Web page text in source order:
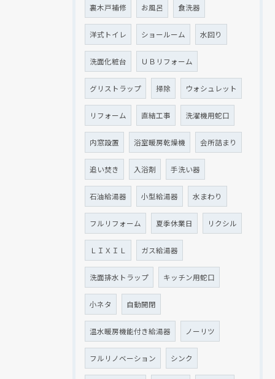
裏木戸補修 お風呂 食洗器
洋式トイレ ショールーム 水回り
洗面化粧台 ＵＢリフォーム
グリストラップ 掃除 ウォシュレット
リフォーム 直結工事 洗濯機用蛇口
内窓設置 浴室暖房乾燥機 会所詰まり
追い焚き 入浴剤 手洗い器
石油給湯器 小型給湯器 水まわり
フルリフォーム 夏季休業日 リクシル
ＬＩＸＩＬ ガス給湯器
洗面排水トラップ キッチン用蛇口
小ネタ 自動開閉
温水暖房機能付き給湯器 ノーリツ
フルリノベーション シンク